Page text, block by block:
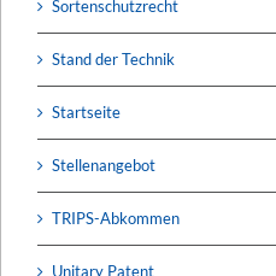
Sortenschutzrecht
Stand der Technik
Startseite
Stellenangebot
TRIPS-Abkommen
Unitary Patent